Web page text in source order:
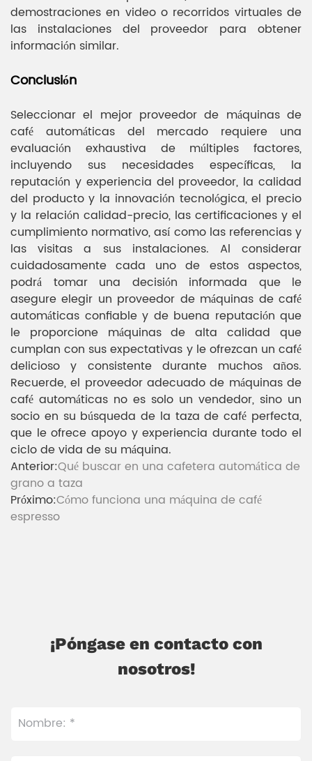
demostraciones en video o recorridos virtuales de
las instalaciones del proveedor para obtener
información similar.
Conclusión
Seleccionar el mejor proveedor de máquinas de
café automáticas del mercado requiere una
evaluación exhaustiva de múltiples factores,
incluyendo sus necesidades específicas, la
reputación y experiencia del proveedor, la calidad
del producto y la innovación tecnológica, el precio
y la relación calidad-precio, las certificaciones y el
cumplimiento normativo, así como las referencias y
las visitas a sus instalaciones. Al considerar
cuidadosamente cada uno de estos aspectos,
podrá tomar una decisión informada que le
asegure elegir un proveedor de máquinas de café
automáticas confiable y de buena reputación que
le proporcione máquinas de alta calidad que
cumplan con sus expectativas y le ofrezcan un café
delicioso y consistente durante muchos años.
Recuerde, el proveedor adecuado de máquinas de
café automáticas no es solo un vendedor, sino un
socio en su búsqueda de la taza de café perfecta,
que le ofrece apoyo y experiencia durante todo el
ciclo de vida de su máquina.
Anterior:Qué buscar en una cafetera automática de
grano a taza
Próximo:Cómo funciona una máquina de café
espresso
¡Póngase en contacto con
nosotros!